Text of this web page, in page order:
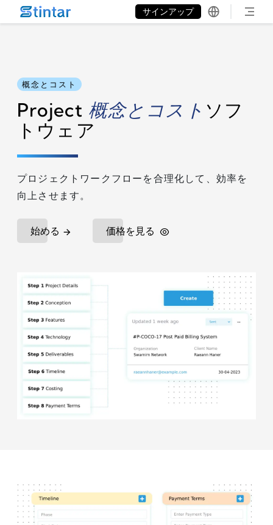
put google tag in file
サインアップ
概念とコスト
Project 概念とコスト ソフ
トウェア
プロジェクトワークフローを合理化して、効率を
向上させます。
始める 価格を見る